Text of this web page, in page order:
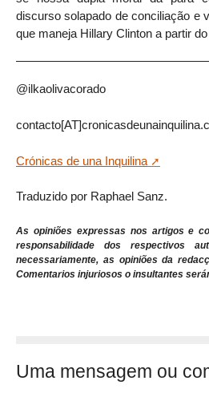
discurso solapado de conciliação e
que maneja Hillary Clinton a partir
@ilkaolivacorado
Crónicas de una Inquilina
Traduzido por Raphael Sanz.
As opiniões expressas nos artigos e
responsabilidade dos respectivos
necessariamente, as opiniões da
Comentarios injuriosos o insultantes
Uma mensagem ou